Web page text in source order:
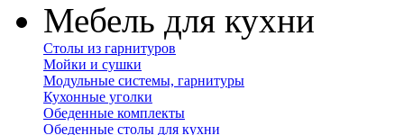
Мебель для кухни
Столы из гарнитуров
Мойки и сушки
Модульные системы, гарнитуры
Кухонные уголки
Обеденные комплекты
Обеденные столы для кухни